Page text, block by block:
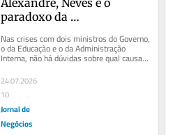
paradoxo da
Nas crises com dois ministros do Governo,
o da Educação e o da Administração
Interna, não há dúvidas sobre qual causa
danos a mais pessoas: a...
24.07.2026
10
Jornal de
Negócios